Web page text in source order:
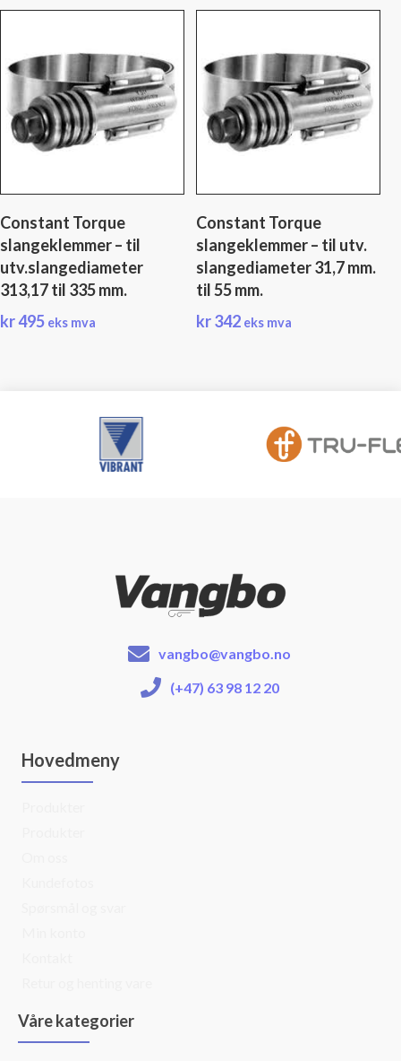
Constant Torque
slangeklemmer – til
utv.slangediameter
313,17 til 335 mm.
kr495 eks mva
Constant Torque
slangeklemmer – til utv.
slangediameter 31,7 mm.
til 55 mm.
kr342 eks mva
vangbo@vangbo.no
(+47) 63 98 12 20
Hovedmeny
Våre kategorier